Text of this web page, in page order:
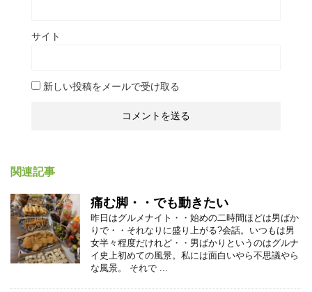
サイト
新しい投稿をメールで受け取る
関連記事
痛む脚・・でも動きたい
昨日はグルメナイト・・始めの二時間ほどは男ばか
りで・・それなりに盛り上がる?会話。いつもは男
女半々程度だけれど・・男ばかりというのはグルナ
イ史上初めての風景。私には面白いやら不思議やら
な風景。 それで ...